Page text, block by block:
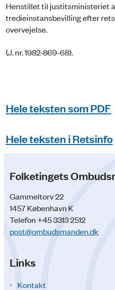
Henstillet til justitsministeriet
tredieinstansbevilling efter
overvejelse.
(J. nr. 1982-869-68).
Hele teksten som PDF
Hele teksten i Retsinfo
Folketingets
Gammeltorv 22
1457 København K
Telefon +45 3313 2512
post@ombudsmanden.dk
Links
Kontakt